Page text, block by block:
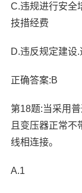
C.违规进行安全
技措经费
D.违反规定建设
正确答案:B
第18题:当采用
且变压器正常不
线相连接。
A.1